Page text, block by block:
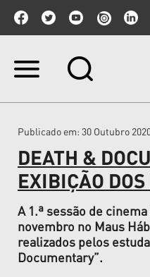
Ir
Ir
navegação
Publicado em: 30 Outubro
DEATH &
EXIBIÇÃO
A 1.ª sessão de
novembro no Maus
realizados pelos
Documentary”.